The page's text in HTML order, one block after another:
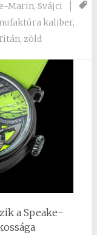
Marin,Svájci
kaliber,
,zöld
a Speake-